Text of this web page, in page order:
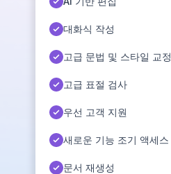
대화식 작성
고급 문법 및 스타일 교정
고급 표절 검사
우선 고객 지원
새로운 기능 조기 액세스
문서 재생성